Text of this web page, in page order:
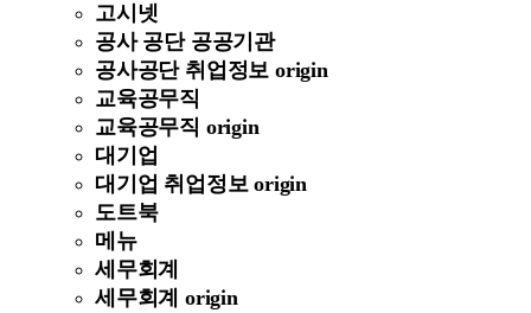
고시넷
공사 공단 공공기관
공사공단 취업정보 origin
교육공무직
교육공무직 origin
대기업
대기업 취업정보 origin
도트북
메뉴
세무회계
세무회계 origin